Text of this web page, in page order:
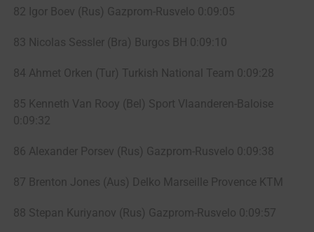
82 Igor Boev (Rus) Gazprom-Rusvelo 0:09:05
83 Nicolas Sessler (Bra) Burgos BH 0:09:10
84 Ahmet Orken (Tur) Turkish National Team 0:09:28
85 Kenneth Van Rooy (Bel) Sport Vlaanderen-Baloise
0:09:32
86 Alexander Porsev (Rus) Gazprom-Rusvelo 0:09:38
87 Brenton Jones (Aus) Delko Marseille Provence KTM
88 Stepan Kuriyanov (Rus) Gazprom-Rusvelo 0:09:57